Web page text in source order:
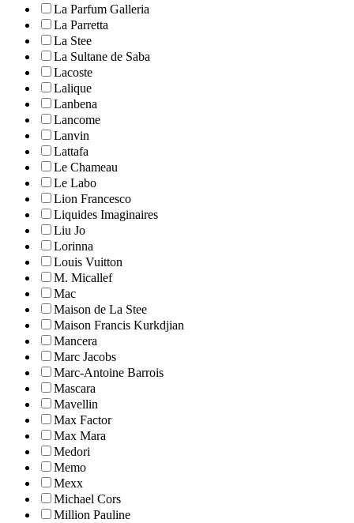
La Parfum Galleria
La Parretta
La Stee
La Sultane de Saba
Lacoste
Lalique
Lanbena
Lancome
Lanvin
Lattafa
Le Chameau
Le Labo
Lion Francesco
Liquides Imaginaires
Liu Jo
Lorinna
Louis Vuitton
M. Micallef
Mac
Maison de La Stee
Maison Francis Kurkdjian
Mancera
Marc Jacobs
Marc-Antoine Barrois
Mascara
Mavellin
Max Factor
Max Mara
Medori
Memo
Mexx
Michael Cors
Million Pauline